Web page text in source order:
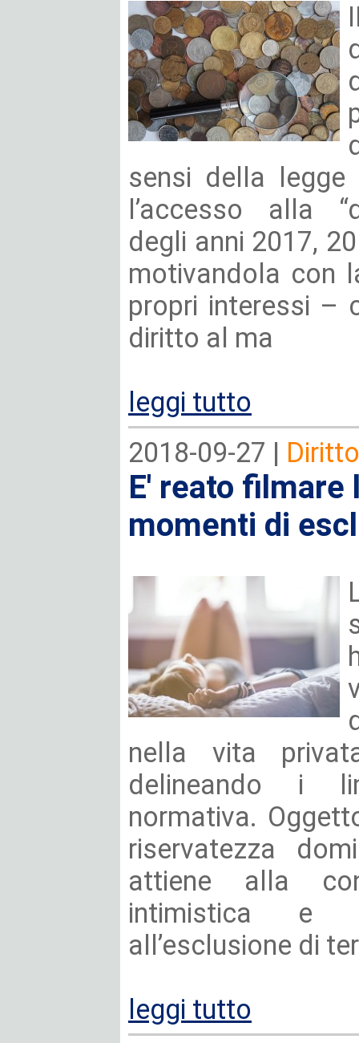
sensi della legge
l’accesso alla
degli anni 2017,
motivandola con
propri interessi –
diritto al ma
leggi tutto
2018-09-27 |
E' reato filmare
momenti di
nella vita
delineando i
normativa.
riservatezza
attiene alla
intimistica e
all’esclusione di
leggi tutto